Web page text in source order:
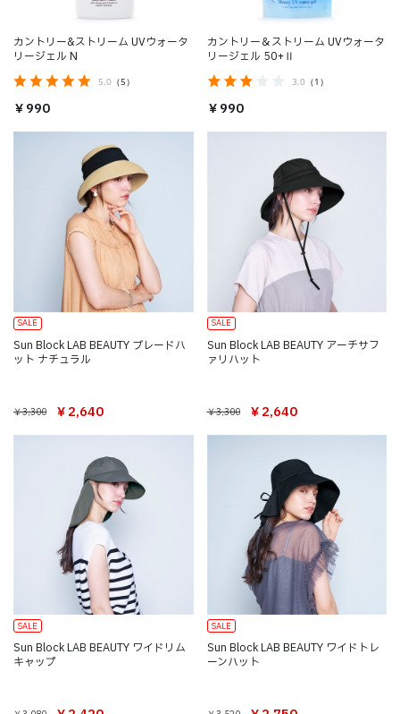
カントリー&ストリーム UVウォータ
リージェル N
5.0 （5）
￥990
カントリー＆ストリーム UVウォータ
リージェル 50+Ⅱ
3.0 （1）
￥990
SALE
Sun Block LAB BEAUTY ブレードハ
ット ナチュラル
￥3,300 ￥2,640
SALE
Sun Block LAB BEAUTY アーチサフ
ァリハット
￥3,300 ￥2,640
SALE
Sun Block LAB BEAUTY ワイドリム
キャップ
SALE
Sun Block LAB BEAUTY ワイドトレ
ーンハット